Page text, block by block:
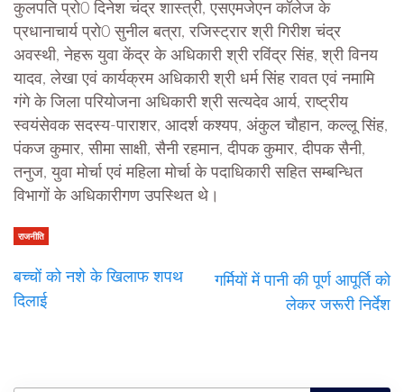
कुलपति प्रो0 दिनेश चंद्र शास्त्री, एसएमजेएन कॉलेज के
प्रधानाचार्य प्रो0 सुनील बत्रा, रजिस्ट्रार श्री गिरीश चंद्र
अवस्थी, नेहरू युवा केंद्र के अधिकारी श्री रविंद्र सिंह, श्री विनय
यादव, लेखा एवं कार्यक्रम अधिकारी श्री धर्म सिंह रावत एवं नमामि
गंगे के जिला परियोजना अधिकारी श्री सत्यदेव आर्य, राष्ट्रीय
स्वयंसेवक सदस्य-पाराशर, आदर्श कश्यप, अंकुल चौहान, कल्लू सिंह,
पंकज कुमार, सीमा साक्षी, सैनी रहमान, दीपक कुमार, दीपक सैनी,
तनुज, युवा मोर्चा एवं महिला मोर्चा के पदाधिकारी सहित सम्बन्धित
विभागों के अधिकारीगण उपस्थित थे।
राजनीति
बच्चों को नशे के खिलाफ शपथ
दिलाई
गर्मियों में पानी की पूर्ण आपूर्ति को
लेकर जरूरी निर्देश